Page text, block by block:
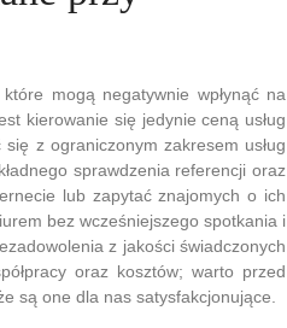
mogą negatywnie wpłynąć na
kierowanie się jedynie ceną usług
z ograniczonym zakresem usług
sprawdzenia referencji oraz
lub zapytać znajomych o ich
bez wcześniejszego spotkania i
z jakości świadczonych
oraz kosztów; warto przed
są one dla nas satysfakcjonujące.